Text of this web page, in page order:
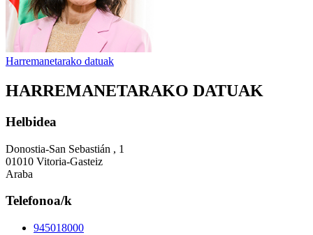
Harremanetarako datuak
HARREMANETARAKO DATUAK
Helbidea
Donostia-San Sebastián , 1
01010 Vitoria-Gasteiz
Araba
Telefonoa/k
945018000